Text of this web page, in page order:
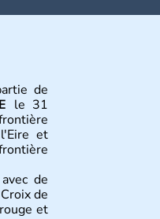
de
le 31
et
de
de
et